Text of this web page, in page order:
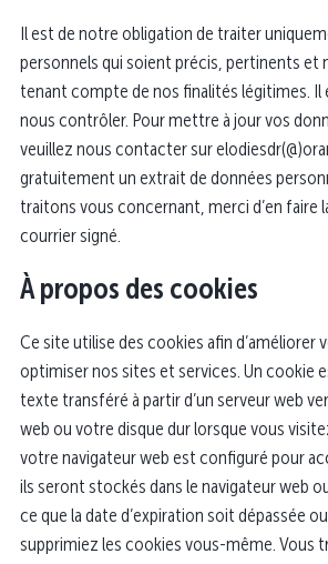
Il est de notre obligation de traiter
personnels qui soient précis, pertinents et
tenant compte de nos finalités légitimes.
nous contrôler. Pour mettre à jour vos
veuillez nous contacter sur
gratuitement un extrait de données
traitons vous concernant, merci d’en faire
courrier signé.
À propos des cookies
Ce site utilise des cookies afin d’améliorer
optimiser nos sites et services. Un cookie
texte transféré à partir d’un serveur web
web ou votre disque dur lorsque vous
votre navigateur web est configuré pour
ils seront stockés dans le navigateur web
ce que la date d’expiration soit dépassée
supprimiez les cookies vous-même. Vous